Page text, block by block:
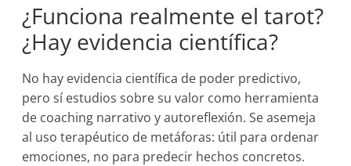
¿Funciona realmente el tarot?
¿Hay evidencia científica?
No hay evidencia científica de poder predictivo,
pero sí estudios sobre su valor como herramienta
de coaching narrativo y autoreflexión. Se asemeja
al uso terapéutico de metáforas: útil para ordenar
emociones, no para predecir hechos concretos.